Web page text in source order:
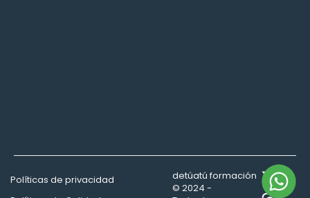
Políticas de privacidad
detúatú formación
© 2024 -